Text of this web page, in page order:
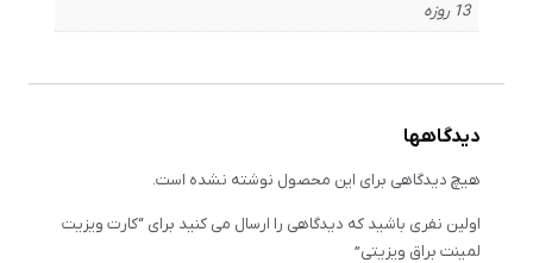
13 روزه
دیدگاهها
هیچ دیدگاهی برای این محصول نوشته نشده است.
اولین نفری باشید که دیدگاهی را ارسال می کنید برای “کارت ویزیت
لمینت براق ویزیتی”